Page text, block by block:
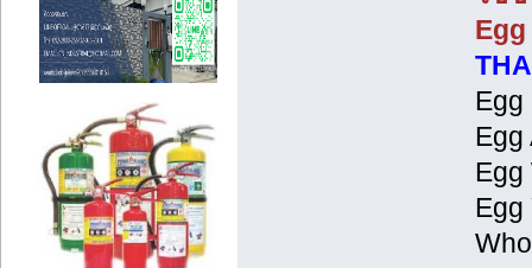
Egg
Egg
Egg
Egg